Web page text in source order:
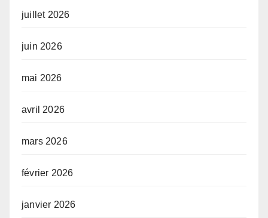
juillet 2026
juin 2026
mai 2026
avril 2026
mars 2026
février 2026
janvier 2026